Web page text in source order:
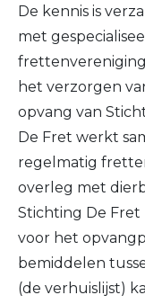
De kennis is
met
het verzorgen
opvang van
De Fret werkt
regelmatig
overleg met
Stichting De Fret
voor het
bemiddelen
(de verhuislijst)